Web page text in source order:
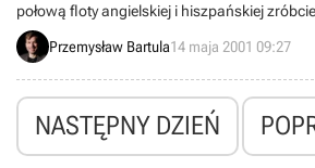
połową floty angielskiej i hiszpańskiej
zwróćcie swe sprawne oko na nadchodzącą
Interactive o tytule Maelstrom.
Przemysław Bartula14 maja 2001 09:27
NASTĘPNY DZIEŃ